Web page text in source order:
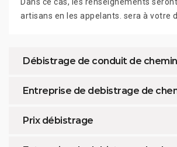
artisans en les appelants. sera à votre
Débistrage de conduit de
Entreprise de debistrage de
Prix débistrage